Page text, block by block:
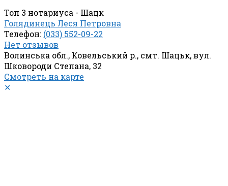
Топ 3 нотариуса - Шацк
Голядинець Леся Петровна
Телефон: (033) 552-09-22
Нет отзывов
Волинська обл., Ковельський р., смт. Шацьк, вул.
Шковороди Степана, 32
Смотреть на карте
✕